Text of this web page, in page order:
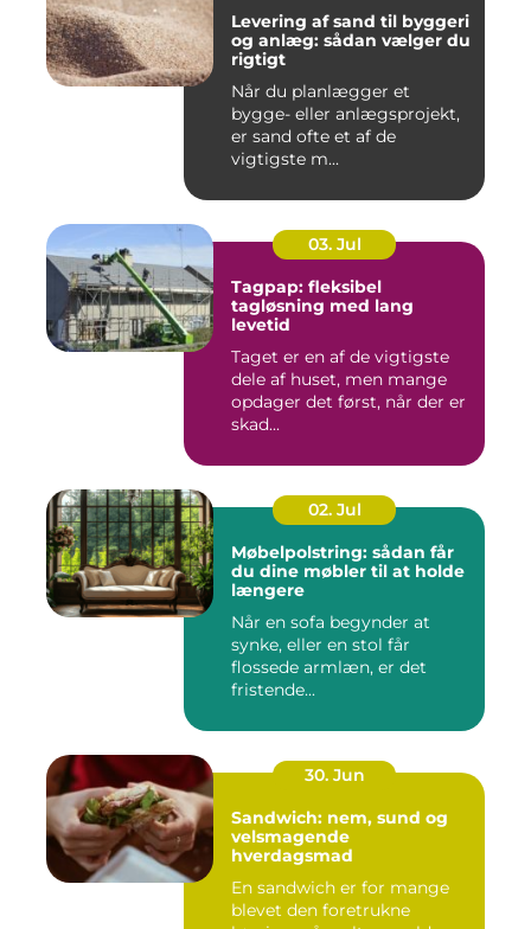
Levering af sand til byggeri
og anlæg: sådan vælger du
rigtigt
Når du planlægger et
bygge- eller anlægsprojekt,
er sand ofte et af de
vigtigste m...
03. Jul
Tagpap: fleksibel
tagløsning med lang
levetid
Taget er en af de vigtigste
dele af huset, men mange
opdager det først, når der er
skad...
02. Jul
Møbelpolstring: sådan får
du dine møbler til at holde
længere
Når en sofa begynder at
synke, eller en stol får
flossede armlæn, er det
fristende...
30. Jun
Sandwich: nem, sund og
velsmagende
hverdagsmad
En sandwich er for mange
blevet den foretrukne